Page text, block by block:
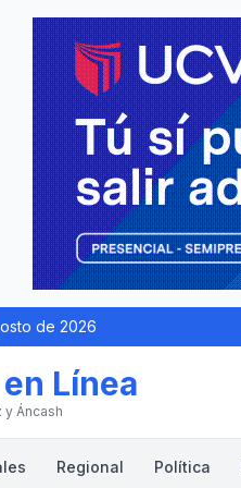
de 2026
Línea
y Áncash
Regional Política